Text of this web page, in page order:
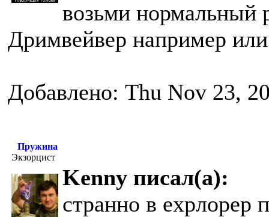
возьми нормальный
Дримвейвер например
Добавлено: Thu Nov 23,
Пружина
Экзорцист
Kenny писал(а):
странно в ехрлорер